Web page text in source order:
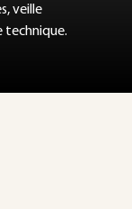
veille
technique.